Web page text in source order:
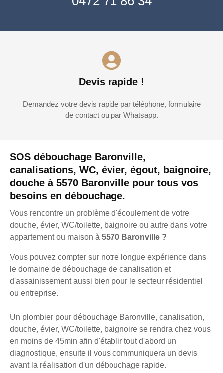
SOS débouchage Baronville,
canalisations, WC, évier, égout, baignoire,
douche à 5570 Baronville pour tous vos
besoins en débouchage.
Vous rencontre un problème d'écoulement de votre
douche, évier, WC/toilette, baignoire ou autre dans votre
appartement ou maison à 5570 Baronville ?
Vous pouvez compter sur notre longue expérience dans
le domaine de débouchage de canalisation et
d'assainissement aussi bien pour le secteur résidentiel
ou entreprise.
Un plombier pour débouchage Baronville, canalisation,
douche, évier, WC/toilette, baignoire se rendra chez vous
en moins de 45min afin d'établir tout d'abord un
diagnostique, ensuite il vous communiquera un devis
avant la réalisation d'un débouchage rapide.
Devis rapide !
Demandez votre devis rapide par téléphone, formulaire
de contact ou par Whatsapp.